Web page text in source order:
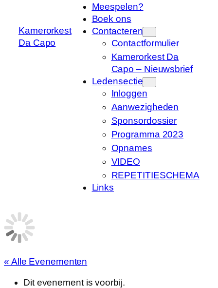
Kamerorkest
Da Capo
Meespelen?
Boek ons
Contacteren
Contactformulier
Kamerorkest Da
Capo – Nieuwsbrief
Ledensectie
Inloggen
Aanwezigheden
Sponsordossier
Programma 2023
Opnames
VIDEO
REPETITIESCHEMA
Links
« Alle Evenementen
Dit evenement is voorbij.